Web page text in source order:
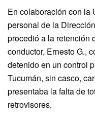
En colaboración con la
personal de la
procedió a la retención
conductor, Ernesto G.,
detenido en un control
Tucumán, sin casco,
presentaba la falta de
retrovisores.